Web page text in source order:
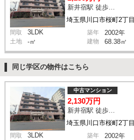
埼玉県川口市桜町2丁目
新井宿駅 徒歩10分
間取 3LDK 築年 2002年
土地 -㎡ 建物 68.38㎡
同じ学区の物件はこちら
埼玉県川口市桜町2丁目
中古マンション
2,130万円
間取 3LDK 築年 2002年